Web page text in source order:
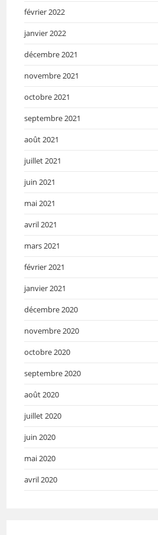
février 2022
janvier 2022
décembre 2021
novembre 2021
octobre 2021
septembre 2021
août 2021
juillet 2021
juin 2021
mai 2021
avril 2021
mars 2021
février 2021
janvier 2021
décembre 2020
novembre 2020
octobre 2020
septembre 2020
août 2020
juillet 2020
juin 2020
mai 2020
avril 2020